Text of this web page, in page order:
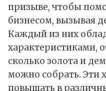
призыве, чтобы
бизнесом, вызывая
Каждый из них
характеристиками,
сколько золота и
можно собрать. Эти
повышать в